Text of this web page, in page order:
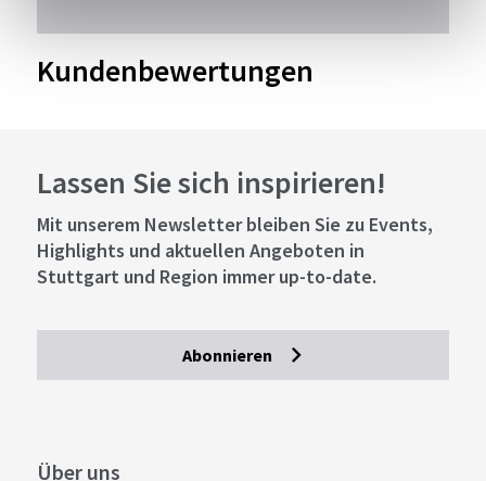
Kundenbewertungen
Lassen Sie sich inspirieren!
Mit unserem Newsletter bleiben Sie zu Events,
Highlights und aktuellen Angeboten in
Stuttgart und Region immer up-to-date.
Abonnieren
Über uns